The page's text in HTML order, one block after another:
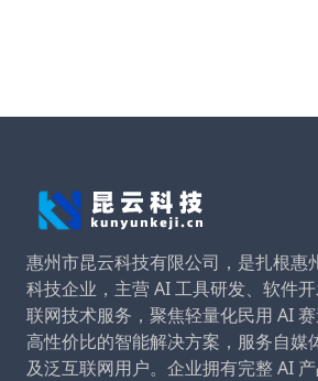
惠州市昆云科技有限公司，是扎根惠
科技企业，主营 AI 工具研发、软件
联网技术服务，聚焦轻量化民用 AI 赛
高性价比的智能解决方案，服务自媒
及泛互联网用户。企业拥有完整 AI